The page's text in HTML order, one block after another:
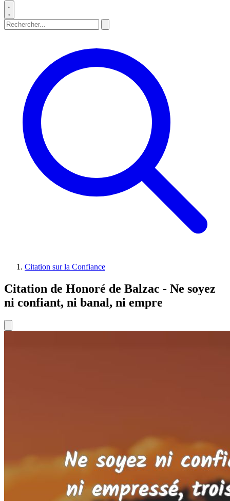
Citation sur la Confiance
Citation de Honoré de Balzac - Ne soyez
ni confiant, ni banal, ni empre